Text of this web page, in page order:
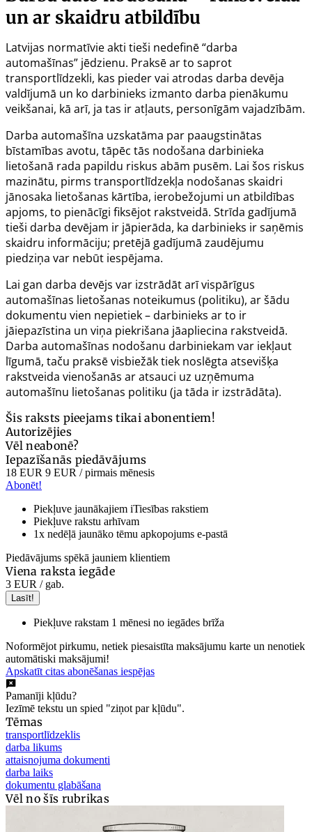
un ar skaidru atbildību
Latvijas normatīvie akti tieši nedefinē “darba
automašīnas” jēdzienu. Praksē ar to saprot
transportlīdzekli, kas pieder vai atrodas darba devēja
valdījumā un ko darbinieks izmanto darba pienākumu
veikšanai, kā arī, ja tas ir atļauts, personīgām vajadzībām.
Darba automašīna uzskatāma par paaugstinātas
bīstamības avotu, tāpēc tās nodošana darbinieka
lietošanā rada papildu riskus abām pusēm. Lai šos riskus
mazinātu, pirms transportlīdzekļa nodošanas skaidri
jānosaka lietošanas kārtība, ierobežojumi un atbildības
apjoms, to pienācīgi fiksējot rakstveidā. Strīda gadījumā
tieši darba devējam ir jāpierāda, ka darbinieks ir saņēmis
skaidru informāciju; pretējā gadījumā zaudējumu
piedziņa var nebūt iespējama.
Lai gan darba devējs var izstrādāt arī vispārīgus
automašīnas lietošanas noteikumus (politiku), ar šādu
dokumentu vien nepietiek – darbinieks ar to ir
jāiepazīstina un viņa piekrišana jāapliecina rakstveidā.
Darba automašīnas nodošanu darbiniekam var iekļaut
līgumā, taču praksē visbiežāk tiek noslēgta atsevišķa
rakstveida vienošanās ar atsauci uz uzņēmuma
automašīnu lietošanas politiku (ja tāda ir izstrādāta).
Šis raksts pieejams tikai abonentiem!
Autorizējies
Vēl neabonē?
Iepazīšanās piedāvājums
18 EUR 9 EUR / pirmais mēnesis
Abonēt!
Piekļuve jaunākajiem iTiesības rakstiem
Piekļuve rakstu arhīvam
1x nedēļā jaunāko tēmu apkopojums e-pastā
Piedāvājums spēkā jauniem klientiem
Viena raksta iegāde
3 EUR / gab.
Lasīt!
Piekļuve rakstam 1 mēnesi no iegādes brīža
Noformējot pirkumu, netiek piesaistīta maksājumu karte un nenotiek
automātiski maksājumi!
Apskatīt citas abonēšanas iespējas
Pamanīji kļūdu?
Iezīmē tekstu un spied "ziņot par kļūdu".
Tēmas
transportlīdzeklis
darba likums
attaisnojuma dokumenti
darba laiks
dokumentu glabāšana
Vēl no šīs rubrikas